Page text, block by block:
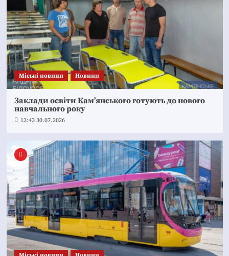
Mіські новини Новини
Заклади освіти Кам’янського готують до нового
навчального року
13:43 30.07.2026